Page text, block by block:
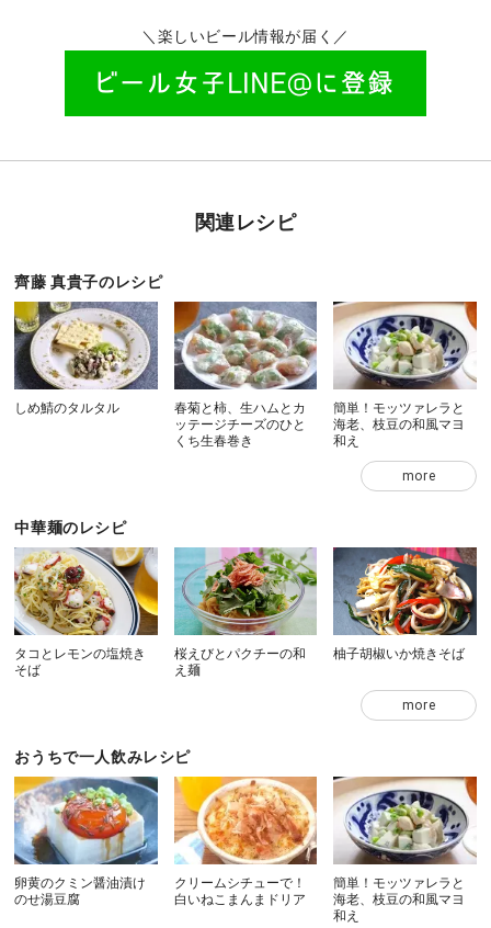
＼楽しいビール情報が届く／
関連レシピ
齊藤 真貴子のレシピ
しめ鯖のタルタル
春菊と柿、生ハムとカ
ッテージチーズのひと
くち生春巻き
簡単！モッツァレラと
海老、枝豆の和風マヨ
和え
more
中華麺のレシピ
タコとレモンの塩焼き
そば
桜えびとパクチーの和
え麺
柚子胡椒いか焼きそば
more
おうちで一人飲みレシピ
卵黄のクミン醤油漬け
のせ湯豆腐
クリームシチューで！
白いねこまんまドリア
簡単！モッツァレラと
海老、枝豆の和風マヨ
和え